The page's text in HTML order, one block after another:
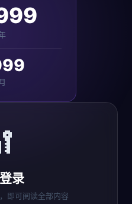
录
即可阅读全部内容